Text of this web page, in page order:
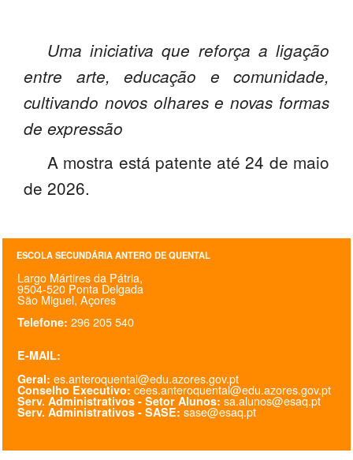
Uma iniciativa que reforça a ligação
entre arte, educação e comunidade,
cultivando novos olhares e novas formas
de expressão
A mostra está patente até 24 de maio
de 2026.
ESCOLA SECUNDÁRIA ANTERO DE QUENTAL
Largo Mártires da Pátria,
9504-520 Ponta Delgada
São Miguel, Açores
Telefone: 296 205 540
E-MAIL:
Geral: es.anteroquental@edu.azores.gov.pt
Conselho Executivo: cees.anteroquental@edu.azores.gov.pt
Serv. Administrativos - Setor Alunos: sa.alunos@esaq.pt
Serv. Administrativos - SASE: sase@esaq.pt